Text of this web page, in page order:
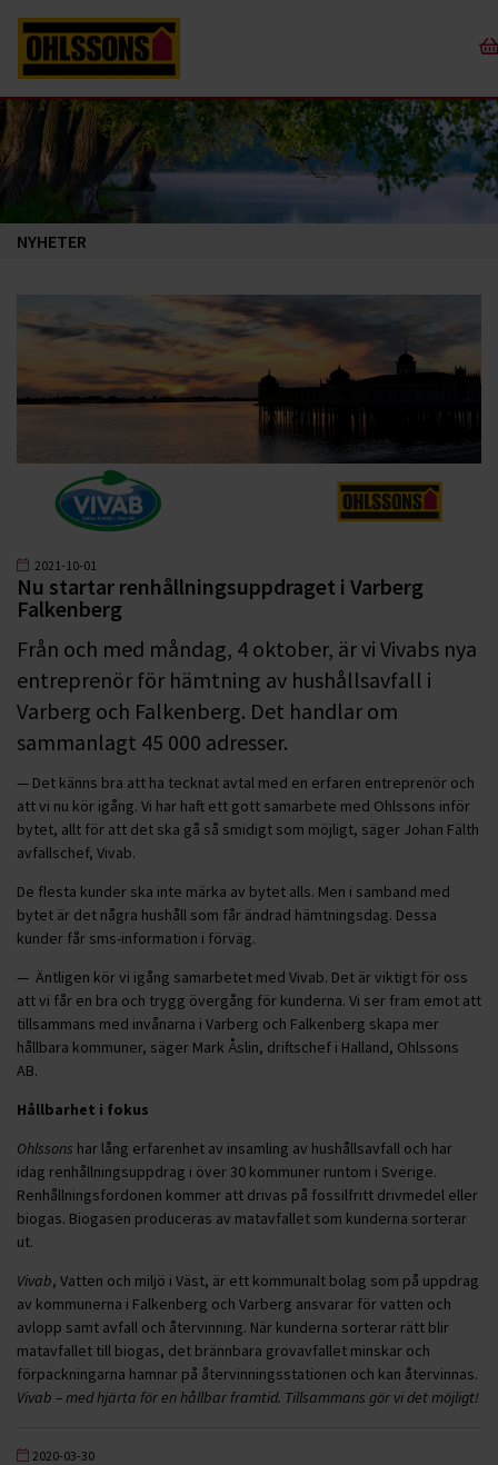
NYHETER
2021-10-01
Nu startar renhållningsuppdraget i Varberg
Falkenberg
Från och med måndag, 4 oktober, är vi Vivabs nya
entreprenör för hämtning av hushållsavfall i
Varberg och Falkenberg. Det handlar om
sammanlagt 45 000 adresser.
— Det känns bra att ha tecknat avtal med en erfaren entreprenör och
att vi nu kör igång. Vi har haft ett gott samarbete med Ohlssons inför
bytet, allt för att det ska gå så smidigt som möjligt, säger Johan Fälth
avfallschef, Vivab.
De flesta kunder ska inte märka av bytet alls. Men i samband med
bytet är det några hushåll som får ändrad hämtningsdag. Dessa
kunder får sms-information i förväg.
— Äntligen kör vi igång samarbetet med Vivab. Det är viktigt för oss
att vi får en bra och trygg övergång för kunderna. Vi ser fram emot att
tillsammans med invånarna i Varberg och Falkenberg skapa mer
hållbara kommuner, säger Mark Åslin, driftschef i Halland, Ohlssons
AB.
Hållbarhet i fokus
Ohlssons har lång erfarenhet av insamling av hushållsavfall och har
idag renhållningsuppdrag i över 30 kommuner runtom i Sverige.
Renhållningsfordonen kommer att drivas på fossilfritt drivmedel eller
biogas. Biogasen produceras av matavfallet som kunderna sorterar
ut.
Vivab, Vatten och miljö i Väst, är ett kommunalt bolag som på uppdrag
av kommunerna i Falkenberg och Varberg ansvarar för vatten och
avlopp samt avfall och återvinning. När kunderna sorterar rätt blir
matavfallet till biogas, det brännbara grovavfallet minskar och
förpackningarna hamnar på återvinningsstationen och kan återvinnas.
Vivab – med hjärta för en hållbar framtid. Tillsammans gör vi det möjligt!
2020-03-30